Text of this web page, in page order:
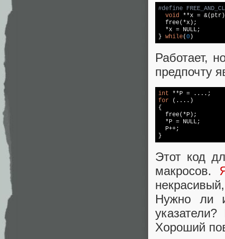
#define
void **x =
free(*x);
  *x =
NULL;
} while(0 )
Работает,
предпочту
int
for (....)
{
free(*P);
  *P =
NULL;
  P++;
}
Этот код
макросов.
Нужно ли
Хороший